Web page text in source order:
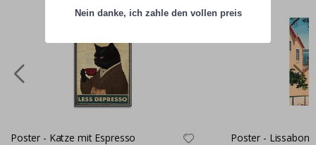
Poster - Katze mit Espresso Poster - Lissabon
Nein danke, ich zahle den vollen preis